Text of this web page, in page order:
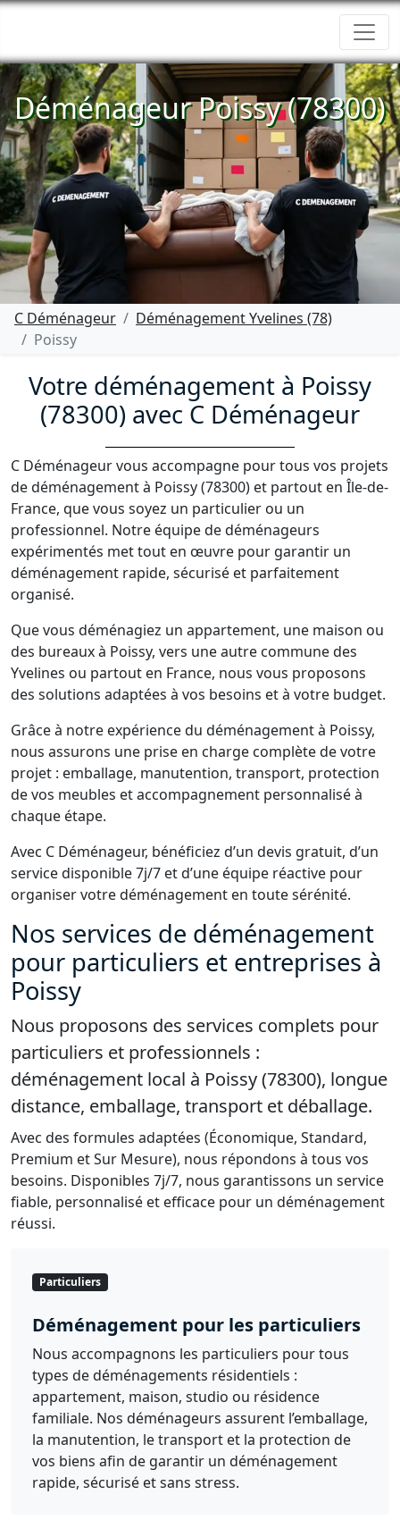
Déménageur Poissy (78300)
C Déménageur
Déménagement Yvelines (78)
Poissy
Votre déménagement à Poissy
(78300) avec C Déménageur
C Déménageur vous accompagne pour tous vos projets
de déménagement à Poissy (78300) et partout en Île-de-
France, que vous soyez un particulier ou un
professionnel. Notre équipe de déménageurs
expérimentés met tout en œuvre pour garantir un
déménagement rapide, sécurisé et parfaitement
organisé.
Que vous déménagiez un appartement, une maison ou
des bureaux à Poissy, vers une autre commune des
Yvelines ou partout en France, nous vous proposons
des solutions adaptées à vos besoins et à votre budget.
Grâce à notre expérience du déménagement à Poissy,
nous assurons une prise en charge complète de votre
projet : emballage, manutention, transport, protection
de vos meubles et accompagnement personnalisé à
chaque étape.
Avec C Déménageur, bénéficiez d’un devis gratuit, d’un
service disponible 7j/7 et d’une équipe réactive pour
organiser votre déménagement en toute sérénité.
Nos services de déménagement
pour particuliers et entreprises à
Poissy
Nous proposons des services complets pour
particuliers et professionnels :
déménagement local à Poissy (78300), longue
distance, emballage, transport et déballage.
Avec des formules adaptées (Économique, Standard,
Premium et Sur Mesure), nous répondons à tous vos
besoins. Disponibles 7j/7, nous garantissons un service
fiable, personnalisé et efficace pour un déménagement
réussi.
Particuliers
Déménagement pour les particuliers
Nous accompagnons les particuliers pour tous
types de déménagements résidentiels :
appartement, maison, studio ou résidence
familiale. Nos déménageurs assurent l’emballage,
la manutention, le transport et la protection de
vos biens afin de garantir un déménagement
rapide, sécurisé et sans stress.